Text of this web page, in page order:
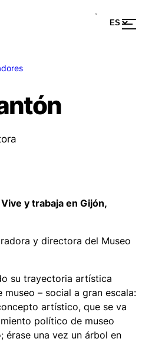
y trabaja en Gijón,
y directora del Museo
su trayectoria artística
– social a gran escala:
artístico, que se va
político de museo
érase una vez un árbol en